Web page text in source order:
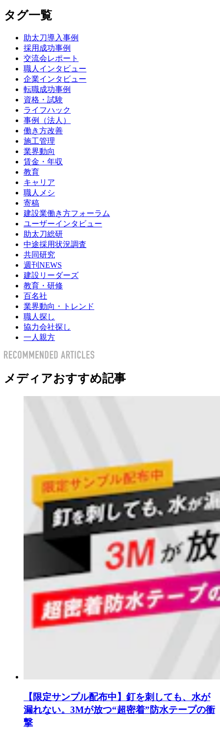
タグ一覧
助太刀導入事例
採用成功事例
交流会レポート
職人インタビュー
企業インタビュー
転職成功事例
資格・試験
ライフハック
事例（法人）
働き方改善
施工管理
業界動向
賃金・年収
教育
キャリア
職人メシ
寄稿
建設業働き方フォーラム
ユーザーインタビュー
助太刀総研
中途採用状況調査
共同研究
週刊NEWS
建設リーダーズ
教育・研修
百名社
業界動向・トレンド
職人探し
協力会社探し
一人親方
メディアおすすめ記事
【限定サンプル配布中】釘を刺しても、水が
漏れない。3Mが放つ“超密着”防水テープの衝
撃